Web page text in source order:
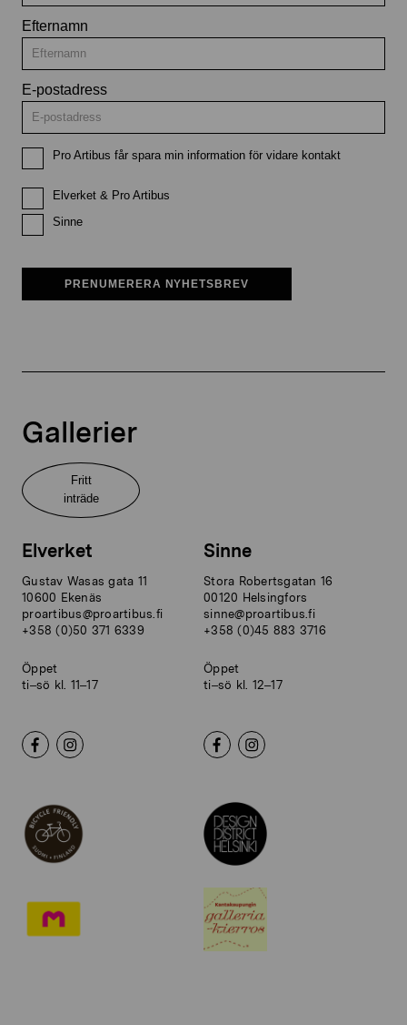
Efternamn
E-postadress
Pro Artibus får spara min information för vidare kontakt
Elverket & Pro Artibus
Sinne
PRENUMERERA NYHETSBREV
Gallerier
Fritt
inträde
Elverket
Gustav Wasas gata 11
10600 Ekenäs
proartibus@proartibus.fi
+358 (0)50 371 6339
Öppet
ti–sö kl. 11–17
Sinne
Stora Robertsgatan 16
00120 Helsingfors
sinne@proartibus.fi
+358 (0)45 883 3716
Öppet
ti–sö kl. 12–17